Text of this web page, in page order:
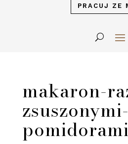
PRACUJ ZE
makaron-
zsuszonymi-